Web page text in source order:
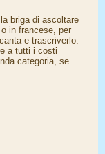
briga di ascoltare
in francese, per
e trascriverlo.
a tutti i costi
categoria, se